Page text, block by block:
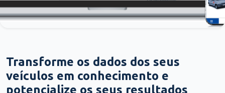
Transforme os dados dos seus
veículos em conhecimento e
potencialize os seus resultados